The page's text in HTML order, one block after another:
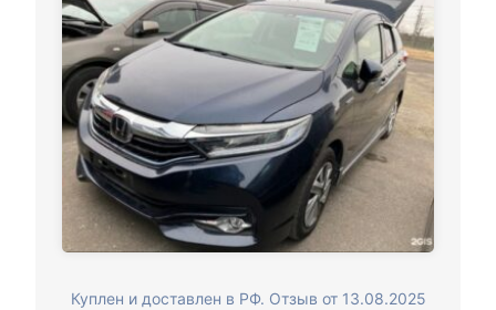
Куплен и доставлен в РФ. Отзыв от 13.08.2025